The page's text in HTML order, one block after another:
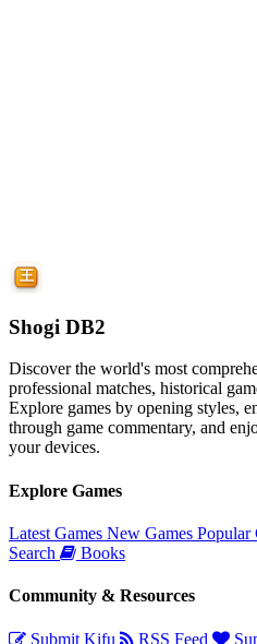
Shogi DB2
Discover the world's most
professional matches, historical
Explore games by opening styles,
through game commentary, and
your devices.
Explore Games
Latest Games New Games Popular
Search
Books
Community & Resources
Submit Kifu RSS Feed